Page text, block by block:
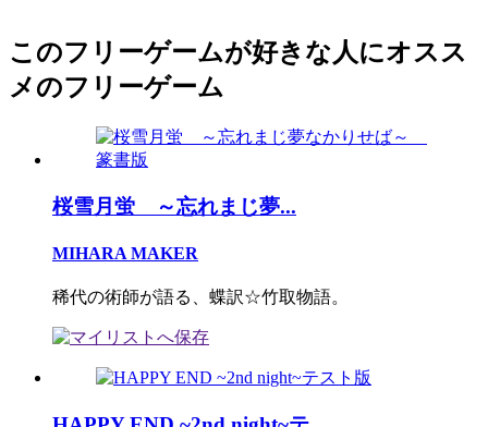
このフリーゲームが好きな人にオスス
メのフリーゲーム
桜雪月蛍 ～忘れまじ夢...
MIHARA MAKER
稀代の術師が語る、蝶訳☆竹取物語。